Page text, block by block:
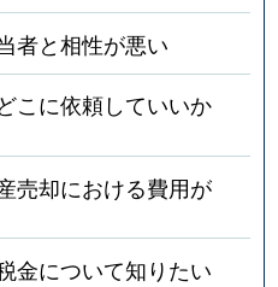
者と相性が悪い
こに依頼していいか
売却における費用が
金について知りたい